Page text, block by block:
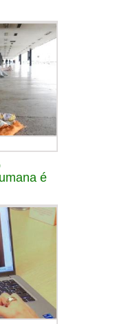
é